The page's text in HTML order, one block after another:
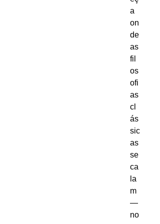
a
on
de
as
fil
os
ofi
as
cl
ás
sic
as
se
ca
la
m
—
no